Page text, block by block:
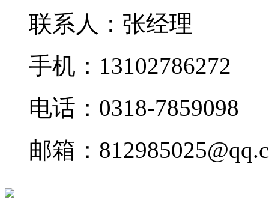
联系人：张经理
手机：13102786272
电话：0318-7859098
邮箱：